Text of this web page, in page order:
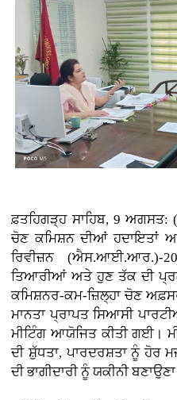
ਫ਼ਤਹਿਗੜ੍ਹ ਸਾਹਿਬ, 9 ਅਗਸਤ:
ਚੋਣ ਕਮਿਸ਼ਨ ਦੀਆਂ ਹਦਾਇਤਾਂ
ਰਿਵੀਜ਼ਨ
ਤਿਆਰੀਆਂ ਅਤੇ ਹੁਣ ਤੱਕ ਦੀ
ਕਮਿਸ਼ਨਰ-ਕਮ-ਜ਼ਿਲ੍ਹਾ ਚੋਣ
ਮਾਨਤਾ ਪ੍ਰਾਪਤ ਸਿਆਸੀ
ਮੀਟਿੰਗ ਆਯੋਜਿਤ ਕੀਤੀ ਗਈ।
ਦੀ ਸ਼ੁੱਧਤਾ, ਪਾਰਦਰਸ਼ਤਾ ਨੂੰ ਹੋਰ
ਦੀ ਭਾਗੀਦਾਰੀ ਨੂੰ ਯਕੀਨੀ ਬਣਾਉਣਾ